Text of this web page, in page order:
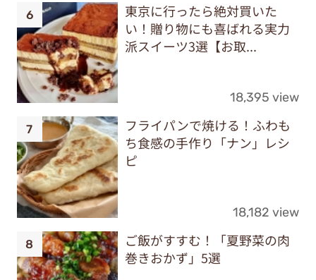
東京に行ったら絶対買いた
い！贈り物にも喜ばれる実力
派スイーツ3選【お取...
18,395 view
フライパンで焼ける！ふわも
ち食感の手作り「ナン」レシ
ピ
18,182 view
ご飯がすすむ！「夏野菜の肉
巻きおかず」5選